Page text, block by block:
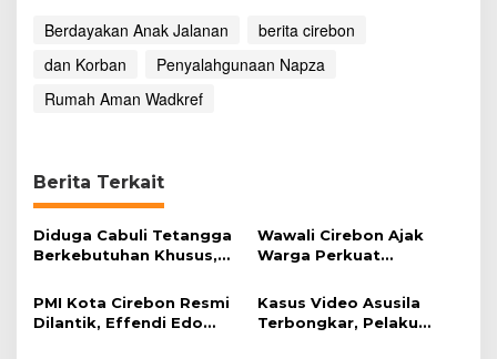
Berdayakan Anak Jalanan
berita cirebon
dan Korban
Penyalahgunaan Napza
Rumah Aman Wadkref
Berita Terkait
Diduga Cabuli Tetangga
Berkebutuhan Khusus,
Wawali Cirebon Ajak
Warga Perkuat
Momentum Harjad ke-
599
PMI Kota Cirebon Resmi
Dilantik, Effendi Edo
Kasus Video Asusila
Terbongkar, Pelaku